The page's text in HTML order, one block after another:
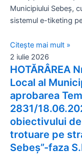
Municipiului Sebeș,
sistemul e-tiketing
Citește mai mult »
2 iulie 2026
HOTĂRÂREA
Local al
aprobarea
2831/
obiectivului
trotuare pe
Sebeș”-faza